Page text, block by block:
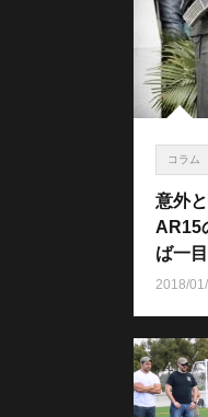
コラム
意外
AR15
ば一
2018/